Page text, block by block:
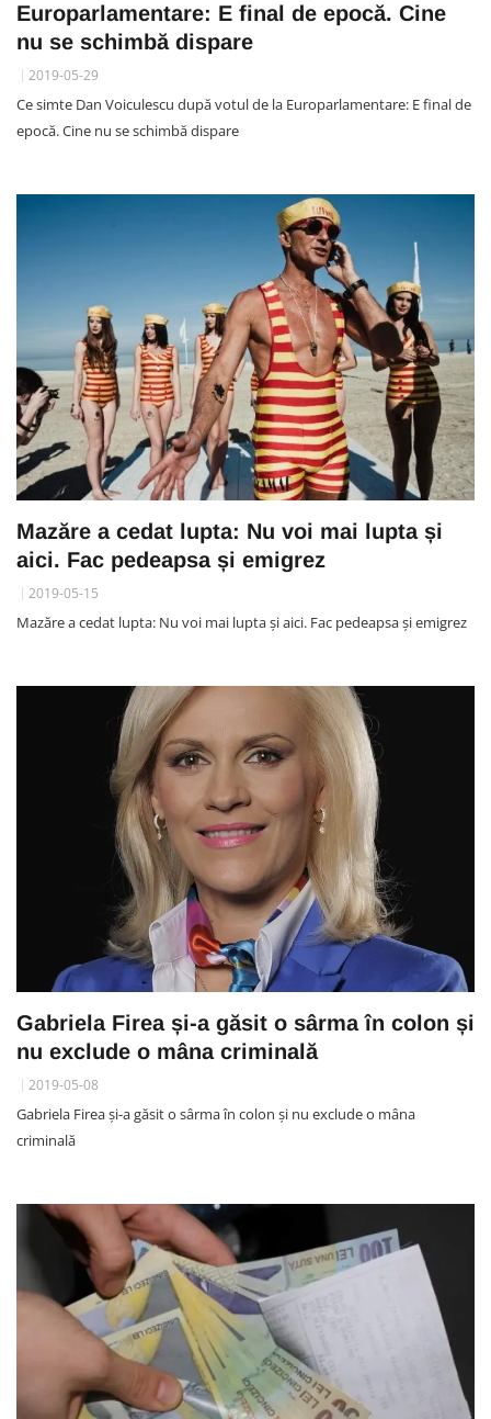
Europarlamentare: E final de epocă. Cine
nu se schimbă dispare
2019-05-29
Ce simte Dan Voiculescu după votul de la Europarlamentare: E final de
epocă. Cine nu se schimbă dispare
Mazăre a cedat lupta: Nu voi mai lupta și
aici. Fac pedeapsa și emigrez
2019-05-15
Mazăre a cedat lupta: Nu voi mai lupta și aici. Fac pedeapsa și emigrez
Gabriela Firea și-a găsit o sârma în colon și
nu exclude o mâna criminală
2019-05-08
Gabriela Firea și-a găsit o sârma în colon și nu exclude o mâna
criminală